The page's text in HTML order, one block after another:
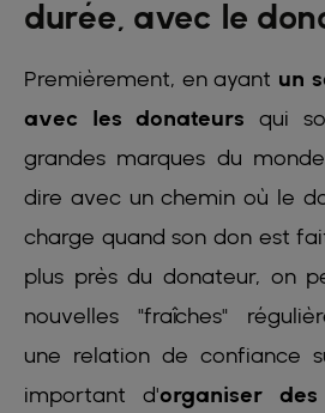
durée, avec le
Premièrement, en ayant un
avec les donateurs qui
grandes marques du
dire avec un chemin où le
charge quand son don est
plus près du donateur, on
nouvelles "fraîches"
une relation de confiance
important d'organiser des